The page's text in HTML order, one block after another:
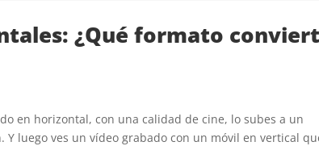
¿Qué formato
en horizontal, con una calidad de cine, lo subes a un
luego ves un vídeo grabado con un móvil en vertical